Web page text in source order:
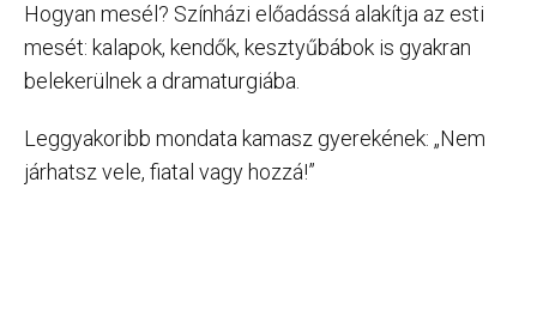
Hogyan mesél? Színházi előadássá alakítja az esti
mesét: kalapok, kendők, kesztyűbábok is gyakran
belekerülnek a dramaturgiába.
Leggyakoribb mondata kamasz gyerekének: „Nem
járhatsz vele, fiatal vagy hozzá!”